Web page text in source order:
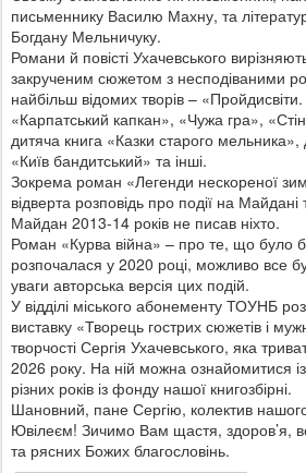
письменнику Василю Махну, та
Богдану Мельничуку.
Романи й повісті Ухачевського
закрученим сюжетом з несподіваними
найбільш відомих творів –
«Карпатський капкан», «Чужа гра»,
дитяча книга «Казки старого
«Київ бандитський» та інші.
Зокрема роман «Легенди нескореної
відверта розповідь про події на
Майдан 2013-14 років не писав ніхто.
Роман «Курва війна» – про те, що було
розпочалася у 2020 році, можливо все
уваги авторська версія цих подій.
У відділі міського абонементу ТОУНБ
виставку «Творець гострих сюжетів і
творчості Сергія Ухачевського, яка
2026 року. На ній можна ознайомитися
різних років із фонду нашої книгозбірні.
Шановний, пане Сергію, колектив нашого
Ювілеєм! Зичимо Вам щастя, здоров’я,
та рясних Божих благословінь.